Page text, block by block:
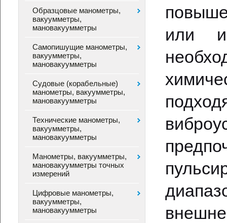
Образцовые манометры,
вакуумметры,
мановакуумметры
Самопишущие манометры,
вакуумметры,
мановакуумметры
Судовые (корабельные)
манометры, вакуумметры,
мановакуумметры
Технические манометры,
вакуумметры,
мановакуумметры
Манометры, вакуумметры,
мановакуумметры точных
измерений
Цифровые манометры,
вакуумметры,
мановакуумметры
или